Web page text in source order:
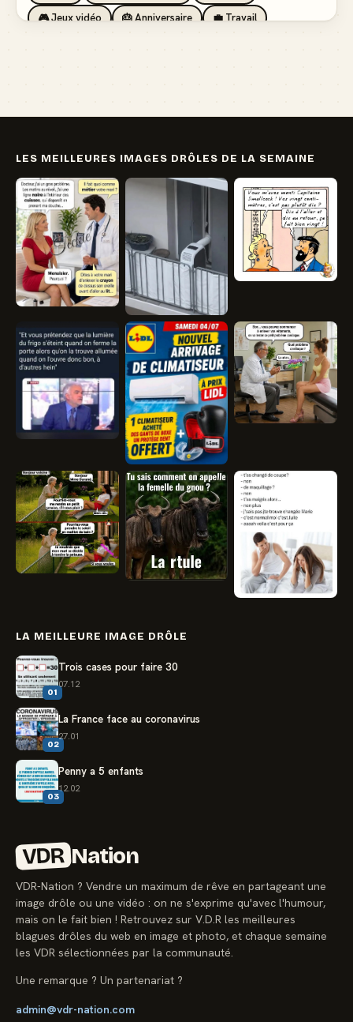
🎮 Jeux vidéo
🎂 Anniversaire
💼 Travail
LES MEILLEURES IMAGES DRÔLES DE LA SEMAINE
LA MEILLEURE IMAGE DRÔLE
01
Trois cases pour faire 30
07.12
02
La France face au coronavirus
27.01
03
Penny a 5 enfants
12.02
VDR Nation
VDR-Nation ? Vendre un maximum de rêve en partageant une
image drôle ou une vidéo : on ne s'exprime qu'avec l'humour,
mais on le fait bien ! Retrouvez sur V.D.R les meilleures
blagues drôles du web en image et photo, et chaque semaine
les VDR sélectionnées par la communauté.
Une remarque ? Un partenariat ?
admin@vdr-nation.com